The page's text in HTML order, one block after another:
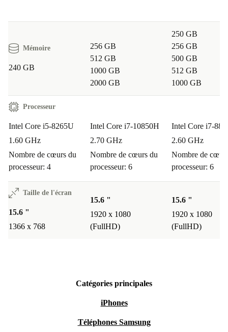
Mémoire
240 GB
256 GB
512 GB
1000 GB
2000 GB
250 GB
256 GB
500 GB
512 GB
1000 GB
Processeur
Intel Core i5-8265U
1.60 GHz
Nombre de cœurs du
processeur: 4
Intel Core i7-10850H
2.70 GHz
Nombre de cœurs du
processeur: 6
Intel Core i7-
2.60 GHz
Nombre de
processeur: 6
Taille de l'écran
15.6 "
1366 x 768
15.6 "
1920 x 1080
(FullHD)
15.6 "
1920 x 1080
(FullHD)
Catégories principales
iPhones
Téléphones Samsung